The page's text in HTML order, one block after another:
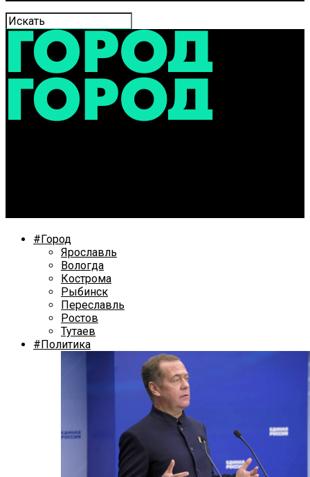
#Город
Ярославль
Вологда
Кострома
Рыбинск
Переславль
Ростов
Тутаев
#Политика